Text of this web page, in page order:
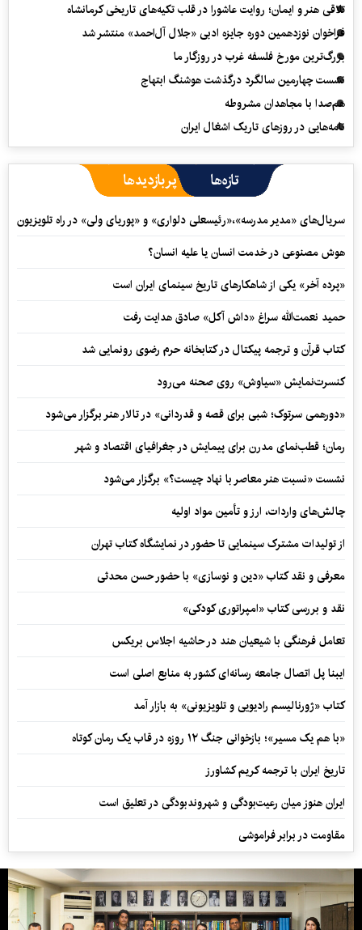
تلاقی هنر و ایمان؛ روایت عاشورا در قلب تکیه‌های تاریخی کرمانشاه
فراخوان نوزدهمین دوره جایزه ادبی «جلال آل‌احمد» منتشر شد
بزرگ‌ترین مورخ فلسفه غرب در روزگار ما
نشست چهارمین سالگرد درگذشت هوشنگ ابتهاج
هم‌صدا با مجاهدان مشروطه
نامه‌هایی در روزهای تاریک اشغال ایران
تازه‌ها پربازدیدها
سریال‌های «مدیر مدرسه»،«رئیسعلی دلواری» و «پوریای ولی» در راه تلویزیون
هوش مصنوعی در خدمت انسان یا علیه انسان؟
«پرده آخر» یکی از شاهکارهای تاریخ سینمای ایران است
حمید نعمت‌‏الله سراغ «داش آکل» صادق هدایت رفت
کتاب قرآن و ترجمه پیکتال در کتابخانه حرم رضوی رونمایی شد
کنسرت‌نمایش «سیاوش» روی صحنه می‌رود
«دورهمی سرتوک؛ شبی برای قصه و قدردانی» در تالار هنر برگزار می‌شود
رمان؛ قطب‌نمای مدرن برای پیمایش در جغرافیای اقتصاد و شهر
نشست «نسبت هنر معاصر با نهاد چیست؟» برگزار می‌شود
چالش‌های واردات، ارز و تأمین مواد اولیه
از تولیدات مشترک سینمایی تا حضور در نمایشگاه کتاب تهران
معرفی و نقد کتاب «دین و نوسازی» با حضور حسن محدثی
نقد و بررسی کتاب «امپراتوری کودکی»
تعامل فرهنگی با شیعیان هند در حاشیه اجلاس بریکس
ایبنا پل اتصال جامعه رسانه‌ای کشور به منابع اصلی است
کتاب «ژورنالیسم رادیویی و تلویزیونی» به بازار آمد
«با هم یک مسیر»؛ بازخوانی جنگ ۱۲ روزه در قاب یک رمان کوتاه
تاریخ ایران با ترجمه کریم کشاورز
ایران هنوز میان رعیت‌بودگی و شهروندبودگی در تعلیق است
مقاومت در برابر فراموشی